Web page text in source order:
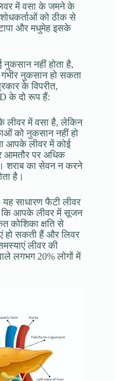
में वसा के जमने के
को ठीक से
और मधुमेह इसके
नहीं होता है,
नुकसान हो सकता
के विपरीत,
के दो रूप हैं:
में वसा है, लेकिन
को नुकसान नहीं हो
आपके लीवर में कोई
आमतौर पर अधिक
है। शराब का सेवन न करने
है।
यह साधारण फैटी लीवर
कि आपके लीवर में सूजन
कोशिका क्षति से
हो सकती हैं और लिवर
लीवर की
लगभग 20% लोगों में